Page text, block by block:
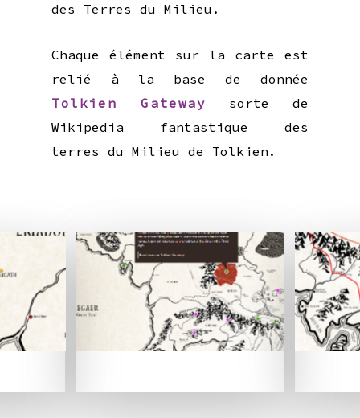
des Terres du Milieu.
Chaque élément sur la carte est
relié à la base de donnée
Tolkien Gateway sorte de
Wikipedia fantastique des
terres du Milieu de Tolkien.